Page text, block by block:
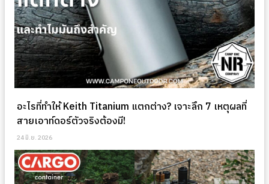
อะไรที่ทำให้ Keith Titanium แตกต่าง? เจาะลึก 7 เหตุผลที่
สายเอาท์ดอร์ตัวจริงต้องมี!
24 มิ.ย. 2026